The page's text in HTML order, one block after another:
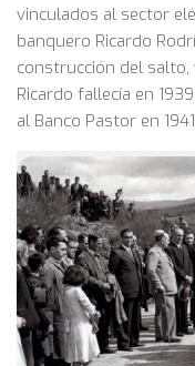
vinculados al sector
banquero Ricardo
construcción del
Ricardo fallecía en
al Banco Pastor en